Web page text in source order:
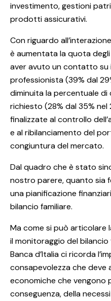
investimento, gestioni
prodotti assicurativi.
Con riguardo
è aumentata la quota
aver avuto un contatto su
professionista (39% dal
diminuita la percentuale
richiesto (28% dal 35%
finalizzate al controllo
e al ribilanciamento del
congiuntura del mercato.
Dal quadro che è stato
nostro parere, quanto sia
una pianificazione
bilancio familiare.
Ma come si può articolare
il monitoraggio del bilancio
Banca d’Italia ci ricorda
consapevolezza che deve
economiche che vengono
conseguenza, della